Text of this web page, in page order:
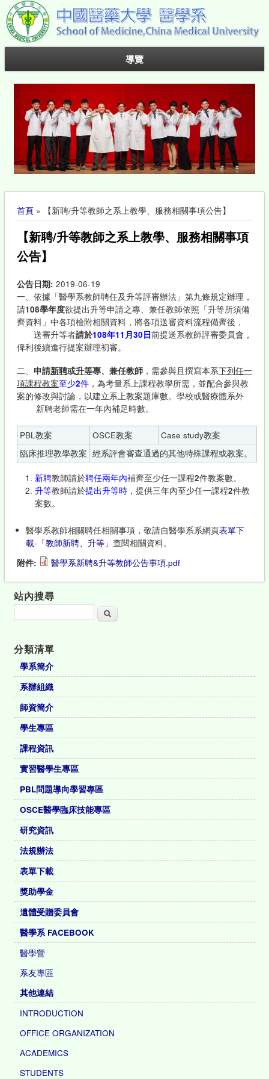
導覽
您在這裡
首頁» 【新聘/升等教師之系上教學、服務相關事項公告】
【新聘/升等教師之系上教學、服務相關事項
公告】
公告日期: 2019-06-19
一、依據「醫學系教師聘任及升等評審辦法」第九條規定辦理，
請108學年度欲提出升等申請之專、兼任教師依照「升等所須備
齊資料」中各項檢附相關資料，將各項送審資料流程備齊後，
送審升等者請於108年11 月30日前提送系教師評審委員會，
俾利後續進行提案辦理初審。
二、 申請新聘或升等專、兼任教師，需參與且撰寫本系下列任一
項課程教案至少2件，為考量系上課程教學所需，並配合參與教
案的修改與討論，以建立系上教案題庫數。學校或醫療體系外
新聘老師需在一年內補足時數。
PBL教案 OSCE教案
Case study教案
臨床推理教學教案 經系評會審查通過的其他特殊課程或教案。
新聘教師請於聘任兩年內補齊至少任一課程2件教案數。
升等教師請於提出升等時，提供三年內至少任一課程2件教
案數。
醫學系教師相關聘任相關事項，敬請自醫學系系網頁表單下
載-「教師新聘、升等」 查閱相關資料。
附件:
醫學系新聘&升等教師公告事項.pdf
站內搜尋
搜尋
分類清單
學系簡介
系辦組織
師資簡介
學生專區
課程資訊
實習醫學生專區
PBL問題導向學習專區
OSCE醫學臨床技能專區
研究資訊
法規辦法
表單下載
獎助學金
遺體受贈委員會
醫學系 FACEBOOK
醫學營
系友專區
其他連結
INTRODUCTION
OFFICE ORGANIZATION
ACADEMICS
STUDENTS